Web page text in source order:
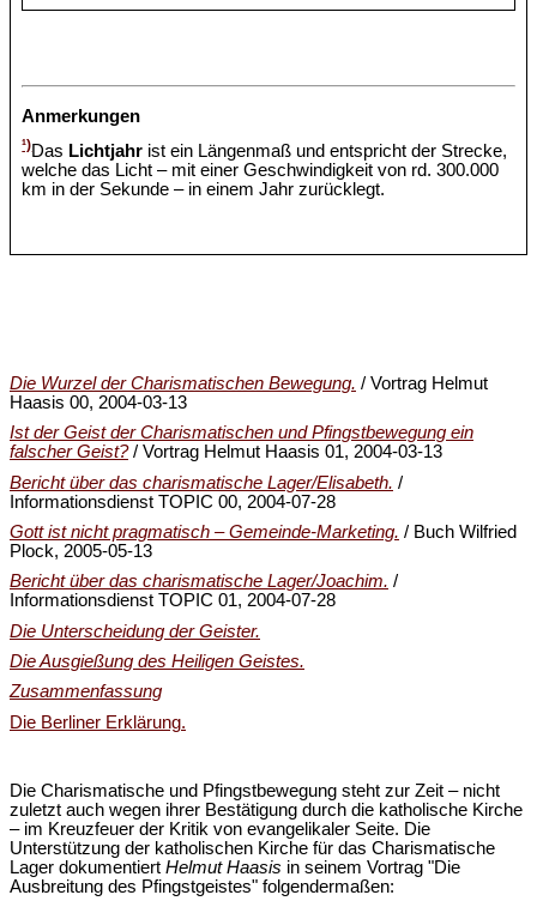
Anmerkungen
¹)Das Lichtjahr ist ein Längenmaß und entspricht der Strecke,
welche das Licht – mit einer Geschwindigkeit von rd. 300.000
km in der Sekunde – in einem Jahr zurücklegt.
Die Wurzel der Charismatischen Bewegung. / Vortrag Helmut
Haasis 00, 2004-03-13
Ist der Geist der Charismatischen und Pfingstbewegung ein
falscher Geist?/ Vortrag Helmut Haasis 01, 2004-03-13
Bericht über das charismatische Lager/Elisabeth. /
Informationsdienst TOPIC 00, 2004-07-28
Gott ist nicht pragmatisch – Gemeinde-Marketing. / Buch Wilfried
Plock, 2005-05-13
Bericht über das charismatische Lager/Joachim. /
Informationsdienst TOPIC 01, 2004-07-28
Die Unterscheidung der Geister.
Die Ausgießung des Heiligen Geistes.
Zusammenfassung
Die Berliner Erklärung.
Die Charismatische und Pfingstbewegung steht zur Zeit – nicht
zuletzt auch wegen ihrer Bestätigung durch die katholische Kirche
– im Kreuzfeuer der Kritik von evangelikaler Seite. Die
Unterstützung der katholischen Kirche für das Charismatische
Lager dokumentiert Helmut Haasis in seinem Vortrag "Die
Ausbreitung des Pfingstgeistes" folgendermaßen: